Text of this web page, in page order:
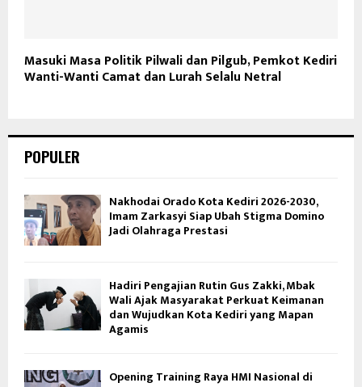
Masuki Masa Politik Pilwali dan Pilgub, Pemkot Kediri
Wanti-Wanti Camat dan Lurah Selalu Netral
POPULER
Nakhodai Orado Kota Kediri 2026-2030,
Imam Zarkasyi Siap Ubah Stigma Domino
Jadi Olahraga Prestasi
Hadiri Pengajian Rutin Gus Zakki, Mbak
Wali Ajak Masyarakat Perkuat Keimanan
dan Wujudkan Kota Kediri yang Mapan
Agamis
Opening Training Raya HMI Nasional di